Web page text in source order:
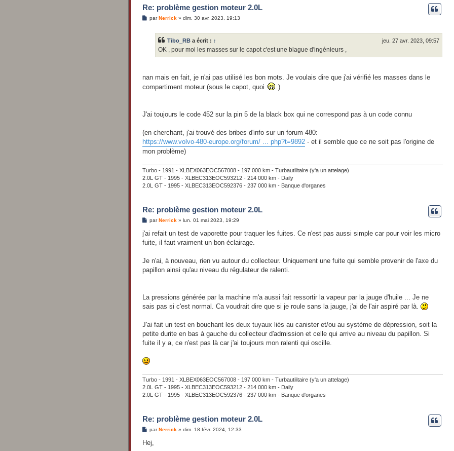
Re: problème gestion moteur 2.0L
MparNerrick » dim. 30 avr. 2023, 19:13
Tibo_RB a écrit : ↑ jeu. 27 avr. 2023, 09:57
OK , pour moi les masses sur le capot c'est une blague d'ingénieurs ,
nan mais en fait, je n'ai pas utilisé les bon mots. Je voulais dire que j'ai vérifié les masses dans le
compartiment moteur (sous le capot, quoi
)
J'ai toujours le code 452 sur la pin 5 de la black box qui ne correspond pas à un code connu
(en cherchant, j'ai trouvé des bribes d'info sur un forum 480:
https://www.volvo-480-europe.org/forum/ ... php?t=9892 - et il semble que ce ne soit pas l'origine de
mon problème)
Turbo - 1991 - XLBEX063EOC567008 - 197 000 km - Turbautilitaire (y'a un attelage)
2.0L GT - 1995 - XLBEC313EOC593212 - 214 000 km - Daily
2.0L GT - 1995 - XLBEC313EOC592376 - 237 000 km - Banque d'organes
Re: problème gestion moteur 2.0L
M
s
a
parNerrick » lun. 01 mai 2023, 19:29
j'ai refait un test de vaporette pour traquer les fuites. Ce n'est pas aussi simple car pour voir les micro
fuite, il faut vraiment un bon éclairage.
Je n'ai, à nouveau, rien vu autour du collecteur. Uniquement une fuite qui semble provenir de l'axe du
papillon ainsi qu'au niveau du régulateur de ralenti.
La pressions générée par la machine m'a aussi fait ressortir la vapeur par la jauge d'huile ... Je ne
sais pas si c'est normal. Ca voudrait dire que si je roule sans la jauge, j'ai de l'air aspiré par là.
J'ai fait un test en bouchant les deux tuyaux liés au canister et/ou au système de dépression, soit la
petite durite en bas à gauche du collecteur d'admission et celle qui arrive au niveau du papillon. Si
fuite il y a, ce n'est pas là car j'ai toujours mon ralenti qui oscille.
Turbo - 1991 - XLBEX063EOC567008 - 197 000 km - Turbautilitaire (y'a un attelage)
2.0L GT - 1995 - XLBEC313EOC593212 - 214 000 km - Daily
2.0L GT - 1995 - XLBEC313EOC592376 - 237 000 km - Banque d'organes
Re: problème gestion moteur 2.0L
M
s
parNerrick » dim. 18 févr. 2024, 12:33
Hej,